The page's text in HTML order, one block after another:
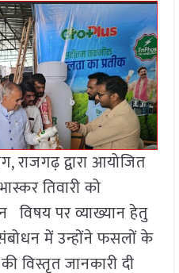
राजगढ़ द्वारा आयोजित
तिवारी को
विषय पर व्याख्यान हेतु
में उन्होंने फसलों के
विस्तृत जानकारी दी